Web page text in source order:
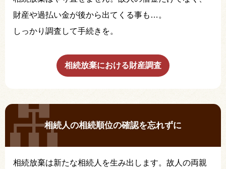
財産や過払い金が後から出てくる事も…。
しっかり調査して手続きを。
相続放棄における財産調査
相続人の相続順位の確認を忘れずに
相続放棄は新たな相続人を生み出します。故人の両親